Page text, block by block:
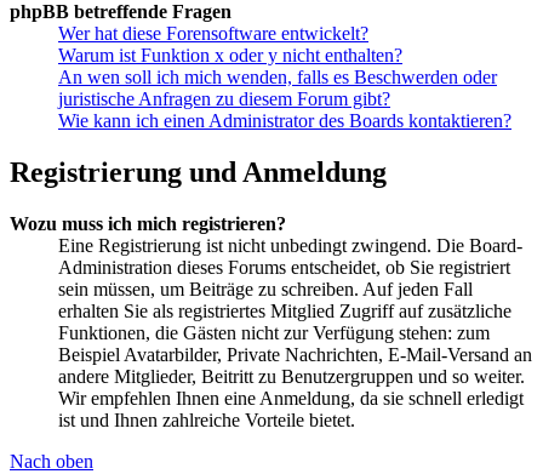
phpBB betreffende Fragen
Wer hat diese Forensoftware entwickelt?
Warum ist Funktion x oder y nicht enthalten?
An wen soll ich mich wenden, falls es Beschwerden oder
juristische Anfragen zu diesem Forum gibt?
Wie kann ich einen Administrator des Boards kontaktieren?
Registrierung und Anmeldung
Wozu muss ich mich registrieren?
Eine Registrierung ist nicht unbedingt zwingend. Die Board-
Administration dieses Forums entscheidet, ob Sie registriert
sein müssen, um Beiträge zu schreiben. Auf jeden Fall
erhalten Sie als registriertes Mitglied Zugriff auf zusätzliche
Funktionen, die Gästen nicht zur Verfügung stehen: zum
Beispiel Avatarbilder, Private Nachrichten, E-Mail-Versand an
andere Mitglieder, Beitritt zu Benutzergruppen und so weiter.
Wir empfehlen Ihnen eine Anmeldung, da sie schnell erledigt
ist und Ihnen zahlreiche Vorteile bietet.
Nach oben